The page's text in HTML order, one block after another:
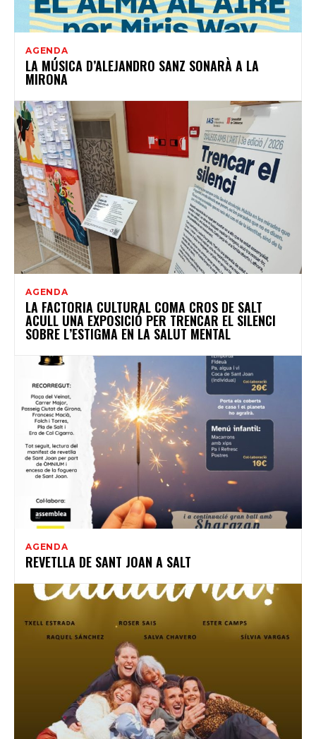
AGENDA
LA MÚSICA D’ALEJANDRO SANZ SONARÀ A LA
MIRONA
AGENDA
LA FACTORIA CULTURAL COMA CROS DE SALT
ACULL UNA EXPOSICIÓ PER TRENCAR EL SILENCI
SOBRE L’ESTIGMA EN LA SALUT MENTAL
AGENDA
REVETLLA DE SANT JOAN A SALT